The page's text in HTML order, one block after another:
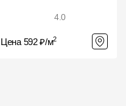
4.0
Цена 592 ₽/м2